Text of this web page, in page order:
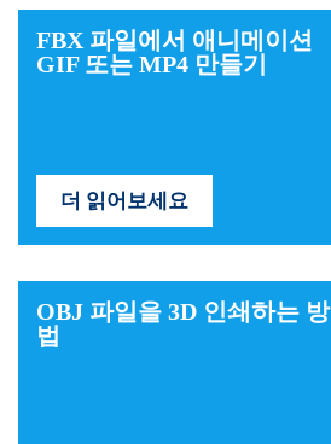
FBX ​​파일에서 애니메이션
GIF 또는 MP4 만들기
더 읽어보세요
OBJ 파일을 3D 인쇄하는 방
법